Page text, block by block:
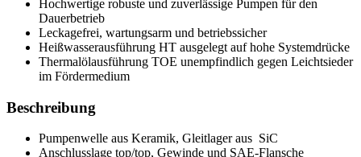
Hochwertige robuste und zuverlässige Pumpen für den
Dauerbetrieb
Leckagefrei, wartungsarm und betriebssicher
Heißwasserausführung HT ausgelegt auf hohe Systemdrücke
Thermalölausführung TOE unempfindlich gegen Leichtsieder
im Fördermedium
Beschreibung
Pumpenwelle aus Keramik, Gleitlager aus SiC
Anschlusslage top/top, Gewinde und SAE-Flansche